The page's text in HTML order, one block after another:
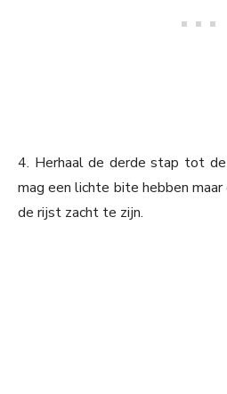
4. Herhaal de derde stap tot
mag een lichte bite hebben
de rijst zacht te zijn.